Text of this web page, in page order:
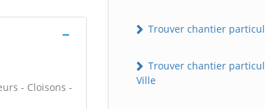
- Cloisons -
Trouver chantier
Trouver chantier
Ville